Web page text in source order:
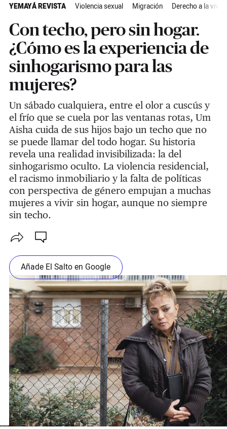
YEMAYÁ REVISTA Violencia sexual Migración Derecho a la
Con techo, pero sin hogar.
¿Cómo es la experiencia de
sinhogarismo para las
mujeres?
Un sábado cualquiera, entre el olor a cuscús y
el frío que se cuela por las ventanas rotas, Um
Aisha cuida de sus hijos bajo un techo que no
se puede llamar del todo hogar. Su historia
revela una realidad invisibilizada: la del
sinhogarismo oculto. La violencia residencial,
el racismo inmobiliario y la falta de políticas
con perspectiva de género empujan a muchas
mujeres a vivir sin hogar, aunque no siempre
sin techo.
Añade El Salto en Google